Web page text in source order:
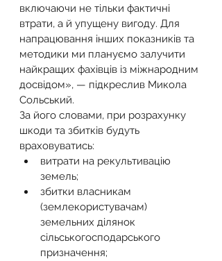
включаючи не тільки фактичні
втрати, а й упущену вигоду. Для
напрацювання інших показників та
методики ми плануємо залучити
найкращих фахівців із міжнародним
досвідом», — підкреслив Микола
Сольський.
За його словами, при розрахунку
шкоди та збитків будуть
враховуватись:
витрати на рекультивацію
земель;
збитки власникам
(землекористувачам)
земельних ділянок
сільськогосподарського
призначення;